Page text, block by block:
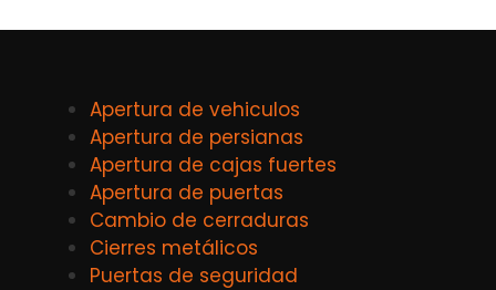
Apertura de vehiculos
Apertura de persianas
Apertura de cajas fuertes
Apertura de puertas
Cambio de cerraduras
Cierres metálicos
Puertas de seguridad